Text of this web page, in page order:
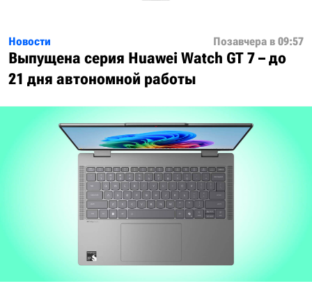
Новости Позавчера в 09:57
Выпущена серия Huawei Watch GT 7 – до
21 дня автономной работы